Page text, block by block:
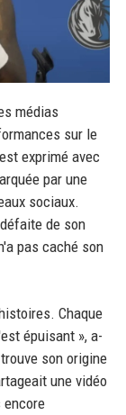
médias
sur le
exprimé avec
par une
sociaux.
de son
pas caché son
Chaque
épuisant », a-
son origine
une vidéo